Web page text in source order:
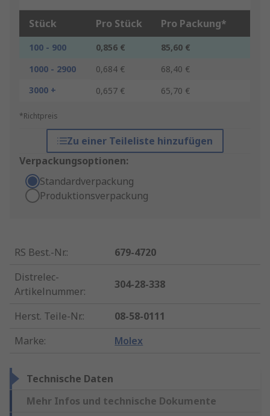
Stück Pro Stück Pro Packung*
100 - 900 0,856 €
85,60 €
1000 - 2900
0,684 €
68,40 €
3000 +
0,657 € 65,70 €
*Richtpreis
Zu einer Teileliste hinzufügen
Verpackungsoptionen:
Standardverpackung
Produktionsverpackung
RS Best.-Nr.:
679-4720
Distrelec-
Artikelnummer:
304-28-338
Herst. Teile-Nr.:
08-58-0111
Marke: Molex
Technische Daten
Mehr Infos und technische Dokumente